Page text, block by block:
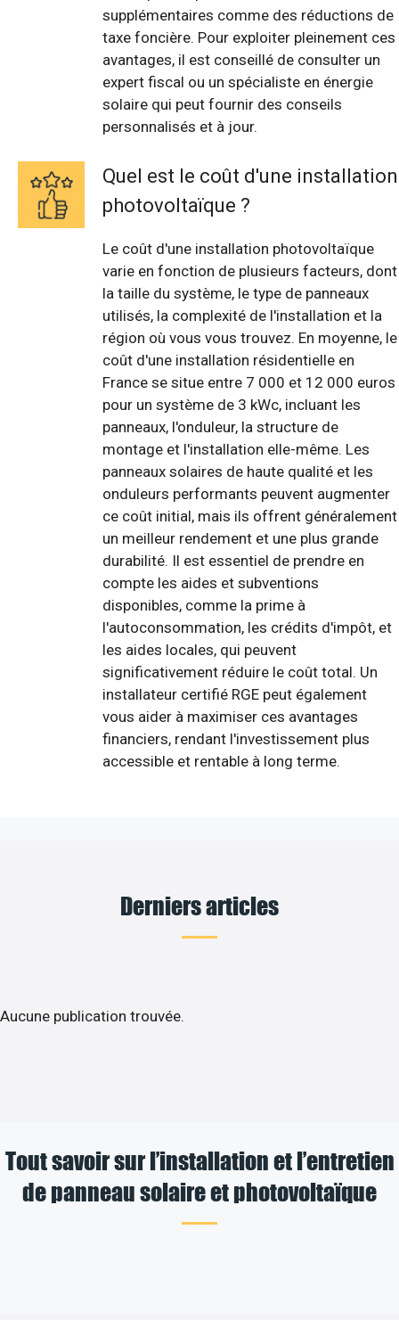
supplémentaires comme des réductions de
taxe foncière. Pour exploiter pleinement ces
avantages, il est conseillé de consulter un
expert fiscal ou un spécialiste en énergie
solaire qui peut fournir des conseils
personnalisés et à jour.
Quel est le coût d'une installation
photovoltaïque ?
Le coût d'une installation photovoltaïque
varie en fonction de plusieurs facteurs, dont
la taille du système, le type de panneaux
utilisés, la complexité de l'installation et la
région où vous vous trouvez. En moyenne, le
coût d'une installation résidentielle en
France se situe entre 7 000 et 12 000 euros
pour un système de 3 kWc, incluant les
panneaux, l'onduleur, la structure de
montage et l'installation elle-même. Les
panneaux solaires de haute qualité et les
onduleurs performants peuvent augmenter
ce coût initial, mais ils offrent généralement
un meilleur rendement et une plus grande
durabilité. Il est essentiel de prendre en
compte les aides et subventions
disponibles, comme la prime à
l'autoconsommation, les crédits d'impôt, et
les aides locales, qui peuvent
significativement réduire le coût total. Un
installateur certifié RGE peut également
vous aider à maximiser ces avantages
financiers, rendant l'investissement plus
accessible et rentable à long terme.
Derniers articles
Aucune publication trouvée.
Tout savoir sur l’installation et l’entretien
de panneau solaire et photovoltaïque